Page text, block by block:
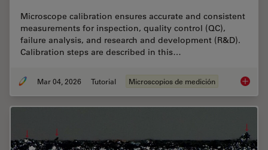
Microscope calibration ensures accurate and consistent
measurements for inspection, quality control (QC),
failure analysis, and research and development (R&D).
Calibration steps are described in this…
Mar 04, 2026 Tutorial Microscopios de medición